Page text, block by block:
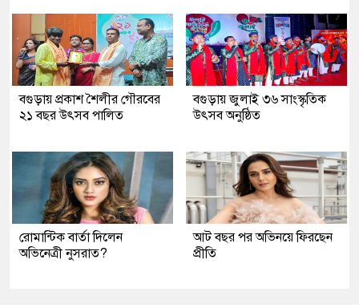
বগুড়ায় প্রকাশ শৈলীর গৌরবের
২১ বছর উৎসব পা‌লিত
বগুড়ায় জুলাই ৩৬ সাংস্কৃতিক
উৎসব অনুষ্ঠিত
রোমান্টিক বার্তা দিলেন
অভিনেত্রী নুসরাত?
আট বছর পর অভিনয়ে ফিরছেন
প্রীতি